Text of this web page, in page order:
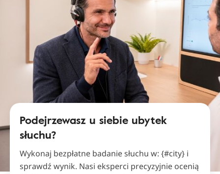
Podejrzewasz u siebie ubytek
słuchu?
Wykonaj bezpłatne badanie słuchu w: {#city} i
sprawdź wynik. Nasi eksperci precyzyjnie ocenią